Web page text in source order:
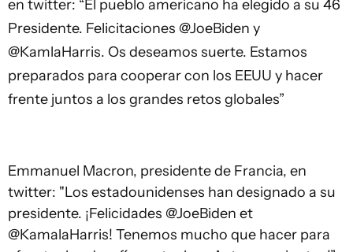
en twitter: “El pueblo americano ha elegido a su 46
Presidente. Felicitaciones @JoeBiden y
@KamlaHarris. Os deseamos suerte. Estamos
preparados para cooperar con los EEUU y hacer
frente juntos a los grandes retos globales”
Emmanuel Macron, presidente de Francia, en
twitter: "Los estadounidenses han designado a su
presidente. ¡Felicidades @JoeBiden et
@KamalaHarris! Tenemos mucho que hacer para